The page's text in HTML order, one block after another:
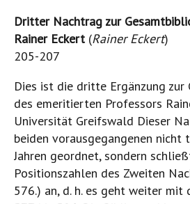
Dritter Nachtrag zur
Rainer Eckert (Rainer Eckert)
205-207
Dies ist die dritte Ergänzung zur
des emeritierten Professors
Universität Greifswald Dieser
beiden vorausgegangenen nicht
Jahren geordnet, sondern
Positionszahlen des Zweiten
576.) an, d. h. es geht weiter mit